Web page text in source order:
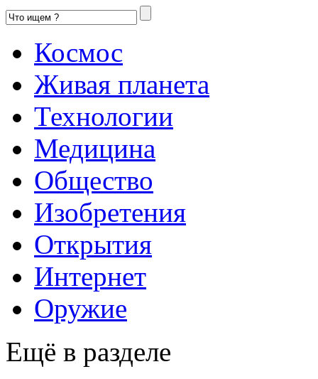
Космос
Живая планета
Технологии
Медицина
Общество
Изобретения
Открытия
Интернет
Оружие
Ещё в разделе